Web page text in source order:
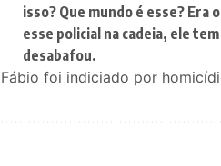
isso? Que mundo é esse?
esse policial na cadeia, ele
desabafou.
Fábio foi indiciado por